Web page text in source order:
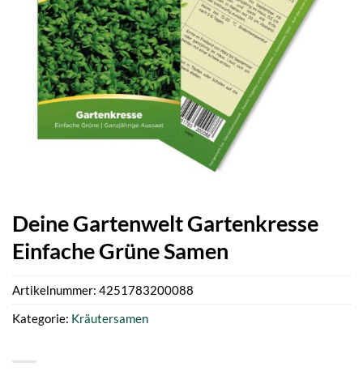
Deine Gartenwelt Gartenkresse
Einfache Grüne Samen
Artikelnummer: 4251783200088
Kategorie: Kräutersamen